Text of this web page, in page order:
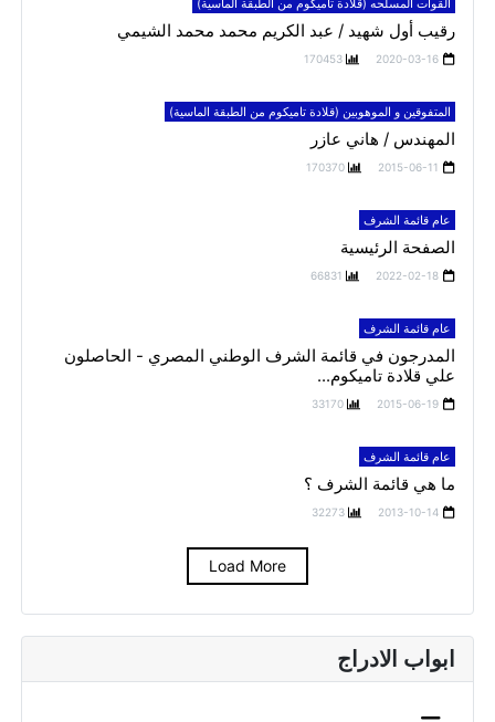
ابواب الادراج
القوات المسلحه (قلادة تاميكوم من الطبقة الماسية)
رقيب أول شهيد / عبد الكريم محمد محمد الشيمي
2020-03-16
170453
المتفوقين و الموهوبين (قلادة تاميكوم من الطبقة الماسية)
المهندس / هاني عازر
2015-06-11
170370
عام قائمة الشرف
الصفحة الرئيسية
2022-02-18
66831
عام قائمة الشرف
المدرجون في قائمة الشرف الوطني المصري - الحاصلون
علي قلادة تاميكوم...
2015-06-19
33170
عام قائمة الشرف
ما هي قائمة الشرف ؟
2013-10-14
32273
Load More